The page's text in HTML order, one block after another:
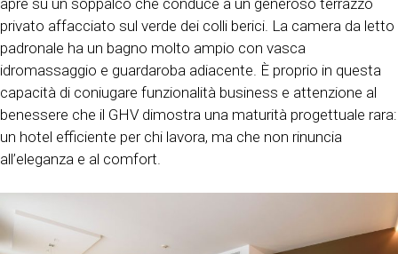
privato affacciato sul verde dei colli berici. La camera da letto
padronale ha un bagno molto ampio con vasca
idromassaggio e guardaroba adiacente. È proprio in questa
capacità di coniugare funzionalità business e attenzione al
benessere che il GHV dimostra una maturità progettuale rara:
un hotel efficiente per chi lavora, ma che non rinuncia
all’eleganza e al comfort.